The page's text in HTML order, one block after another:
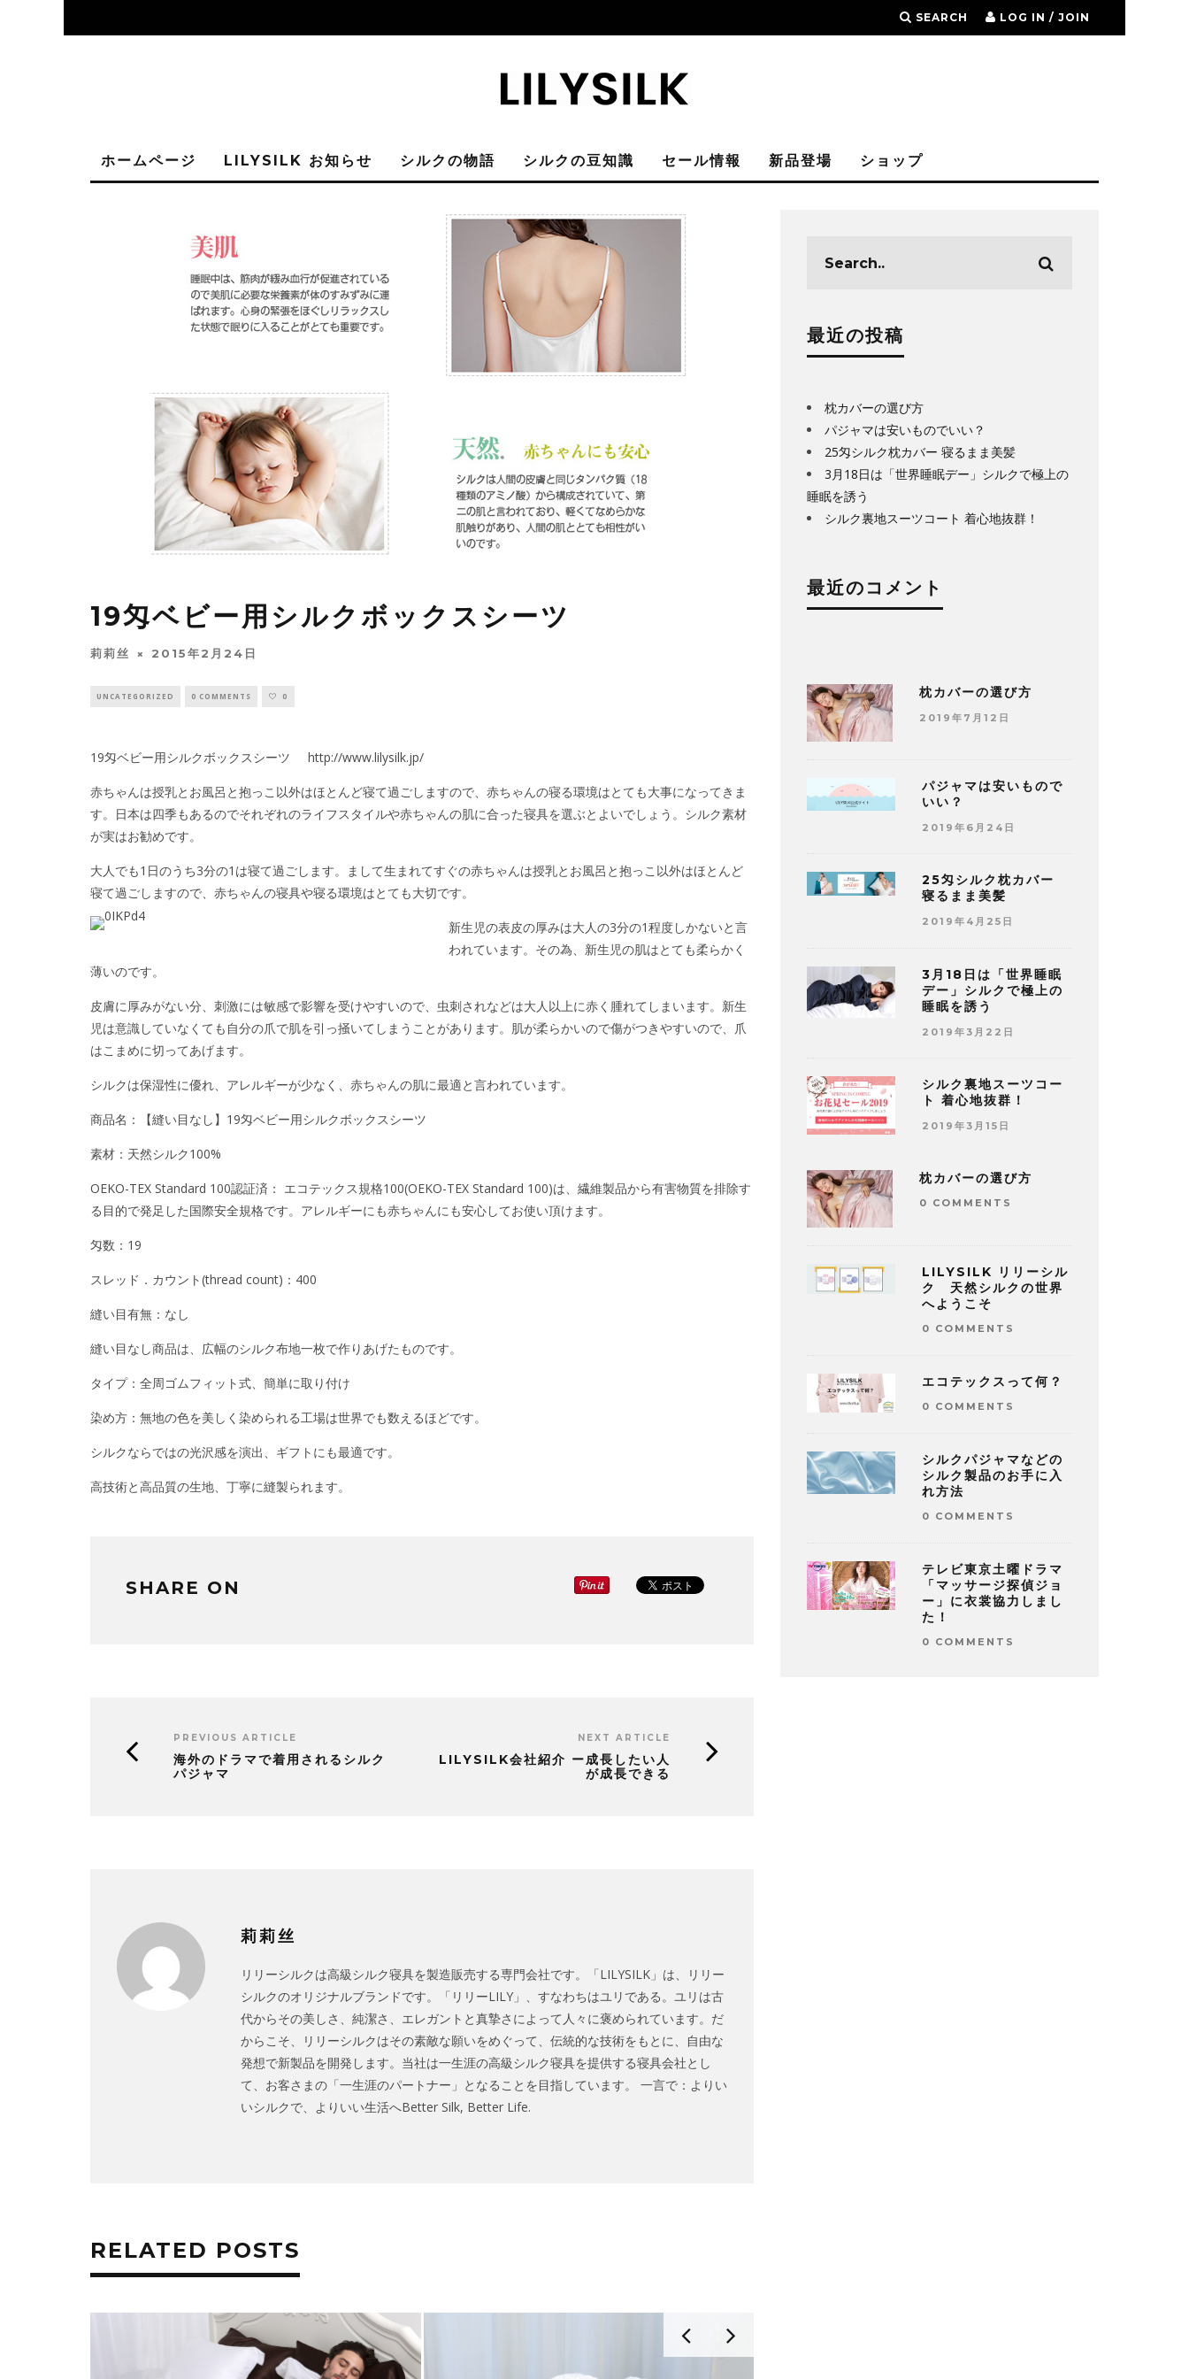
SEARCH LOG IN / JOIN
ホームページ LILYSILK お知らせ シルクの物語 シルクの豆知識 セール情報 新品登場 ショップ
19匁ベビー用シルクボックスシーツ
莉莉丝 2015年2月24日
UNCATEGORIZED 0 COMMENTS 0
19匁ベビー用シルクボックスシーツ http://www.lilysilk.jp/
赤ちゃんは授乳とお風呂と抱っこ以外はほとんど寝て過ごしますので、赤ちゃんの寝る環境はとても大事になってきま
す。日本は四季もあるのでそれぞれのライフスタイルや赤ちゃんの肌に合った寝具を選ぶとよいでしょう。シルク素材
が実はお勧めです。
大人でも1日のうち3分の1は寝て過ごします。まして生まれてすぐの赤ちゃんは授乳とお風呂と抱っこ以外はほとんど
寝て過ごしますので、赤ちゃんの寝具や寝る環境はとても大切です。
新生児の表皮の厚みは大人の3分の1程度しかないと言
われています。その為、新生児の肌はとても柔らかく
薄いのです。
皮膚に厚みがない分、刺激には敏感で影響を受けやすいので、虫刺されなどは大人以上に赤く腫れてしまいます。新生
児は意識していなくても自分の爪で肌を引っ掻いてしまうことがあります。肌が柔らかいので傷がつきやすいので、爪
はこまめに切ってあげます。
シルクは保湿性に優れ、アレルギーが少なく、赤ちゃんの肌に最適と言われています。
商品名：【縫い目なし】19匁ベビー用シルクボックスシーツ
素材：天然シルク100%
OEKO-TEX Standard 100認証済： エコテックス規格100(OEKO-TEX Standard 100)は、繊維製品から有害物質を排除す
る目的で発足した国際安全規格です。アレルギーにも赤ちゃんにも安心してお使い頂けます。
匁数：19
スレッド．カウント(thread count)：400
縫い目有無：なし
縫い目なし商品は、広幅のシルク布地一枚で作りあげたものです。
タイプ：全周ゴムフィット式、簡単に取り付け
染め方：無地の色を美しく染められる工場は世界でも数えるほどです。
シルクならではの光沢感を演出、ギフトにも最適です。
高技術と高品質の生地、丁寧に縫製られます。
SHARE ON
PREVIOUS ARTICLE
海外のドラマで着用されるシルク
パジャマ
NEXT ARTICLE
LILYSILK会社紹介 ー成長したい人
が成長できる
莉莉丝
リリーシルクは高級シルク寝具を製造販売する専門会社です。「LILYSILK」は、リリー
シルクのオリジナルブランドです。「リリーLILY」、すなわちはユリである。ユリは古
代からその美しさ、純潔さ、エレガントと真摯さによって人々に褒められています。だ
からこそ、リリーシルクはその素敵な願いをめぐって、伝統的な技術をもとに、自由な
発想で新製品を開発します。当社は一生涯の高級シルク寝具を提供する寝具会社とし
て、お客さまの「一生涯のパートナー」となることを目指しています。 一言で：よりい
いシルクで、よりいい生活へBetter Silk, Better Life.
RELATED POSTS
最近の投稿
枕カバーの選び方
パジャマは安いものでいい？
25匁シルク枕カバー 寝るまま美髪
3月18日は「世界睡眠デー」シルクで極上の
睡眠を誘う
シルク裏地スーツコート 着心地抜群！
最近のコメント
枕カバーの選び方
2019年7月12日
パジャマは安いもので
いい？
2019年6月24日
25匁シルク枕カバー
寝るまま美髪
2019年4月25日
3月18日は「世界睡眠
デー」シルクで極上の
睡眠を誘う
2019年3月22日
シルク裏地スーツコー
ト 着心地抜群！
2019年3月15日
枕カバーの選び方
0 COMMENTS
LILYSILK リリーシル
ク 天然シルクの世界
へようこそ
0 COMMENTS
エコテックスって何？
0 COMMENTS
シルクパジャマなどの
シルク製品のお手に入
れ方法
0 COMMENTS
テレビ東京土曜ドラマ
「マッサージ探偵ジョ
ー」に衣裳協力しまし
た！
0 COMMENTS